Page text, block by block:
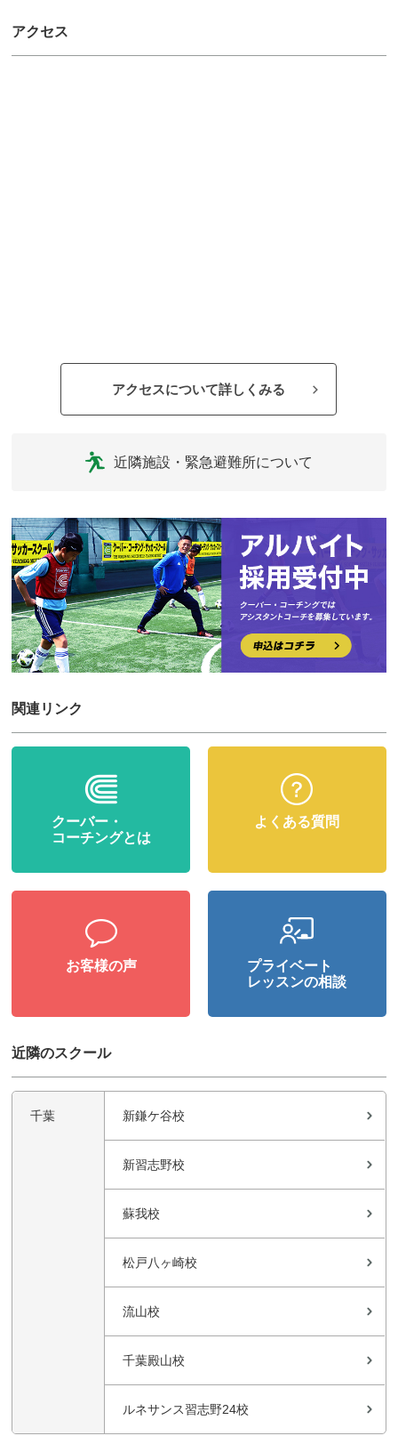
アクセス
アクセスについて詳しくみる
近隣施設・緊急避難所について
関連リンク
クーバー・
コーチングとは
よくある質問
お客様の声
プライベート
レッスンの相談
近隣のスクール
千葉 新鎌ケ谷校
新習志野校
蘇我校
松戸八ヶ崎校
流山校
千葉殿山校
ルネサンス習志野24校